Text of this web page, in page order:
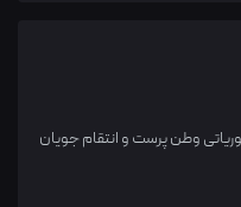
وطن پرست و انتقام جویان